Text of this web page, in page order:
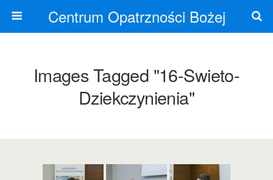
Centrum Opatrzności Bożej
Images Tagged "16-Swieto-
Dziekczynienia"